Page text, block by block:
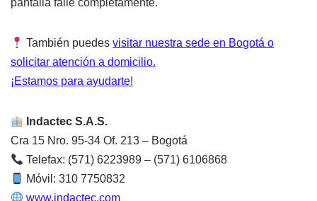
pantalla falle completamente.
También puedesvisitar nuestra sede en Bogotá o
solicitar atención a domicilio.
¡Estamos para ayudarte!
Indactec S.A.S.
Cra 15 Nro. 95-34 Of. 213 – Bogotá
Telefax: (571) 6223989 – (571) 6106868
Móvil: 310 7750832
www.indactec.com